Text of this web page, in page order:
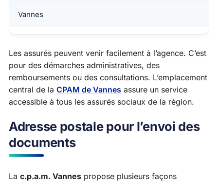
Vannes
Les assurés peuvent venir facilement à l’agence. C’est
pour des démarches administratives, des
remboursements ou des consultations. L’emplacement
central de la CPAM de Vannes assure un service
accessible à tous les assurés sociaux de la région.
Adresse postale pour l’envoi des
documents
La c.p.a.m. Vannes propose plusieurs façons